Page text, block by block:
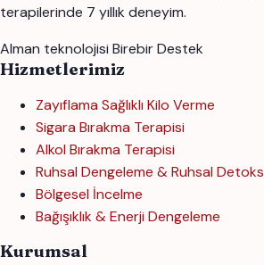
terapilerinde 7 yıllık deneyim.
Alman teknolojisi Birebir Destek
Hizmetlerimiz
Zayıflama Sağlıklı Kilo Verme
Sigara Bırakma Terapisi
Alkol Bırakma Terapisi
Ruhsal Dengeleme & Ruhsal Detoks
Bölgesel İncelme
Bağışıklık & Enerji Dengeleme
Kurumsal